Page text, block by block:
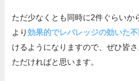
ただ少なくとも同時に2件ぐらいか
より 効果的でレバレッジの効いた不
けるようになりますので、ぜひ皆
ただければと思います。